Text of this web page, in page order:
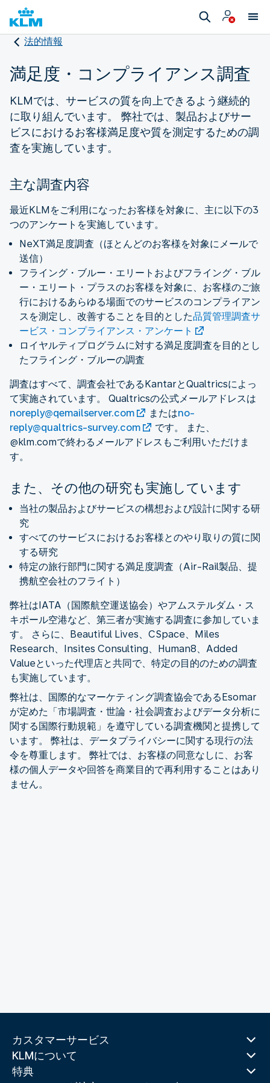
法的情報
満足度・コンプライアンス調査
KLMでは、サービスの質を向上できるよう継続的
に取り組んでいます。 弊社では、製品およびサー
ビスにおけるお客様満足度や質を測定するための調
査を実施しています。
主な調査内容
最近KLMをご利用になったお客様を対象に、主に以下の3
つのアンケートを実施しています。
NeXT満足度調査（ほとんどのお客様を対象にメールで
送信）
フライング・ブルー・エリートおよびフライング・ブル
ー・エリート・プラスのお客様を対象に、お客様のご旅
行におけるあらゆる場面でのサービスのコンプライアン
スを測定し、改善することを目的とした品質管理調査サ
ービス・コンプライアンス・アンケート
ロイヤルティプログラムに対する満足度調査を目的とし
たフライング・ブルーの調査
調査はすべて、調査会社であるKantarとQualtricsによっ
て実施されています。 Qualtricsの公式メールアドレスは
noreply@qemailserver.com
またはno-
reply@qualtrics-survey.com
です。 また、
@klm.comで終わるメールアドレスもご利用いただけま
す。
また、その他の研究も実施しています
当社の製品およびサービスの構想および設計に関する研
究
すべてのサービスにおけるお客様とのやり取りの質に関
する研究
特定の旅行部門に関する満足度調査（Air-Rail製品、提
携航空会社のフライト）
弊社はIATA（国際航空運送協会）やアムステルダム・ス
キポール空港など、第三者が実施する調査に参加していま
す。 さらに、Beautiful Lives、CSpace、Miles
Research、Insites Consulting、Human8、Added
Valueといった代理店と共同で、特定の目的のための調査
も実施しています。
弊社は、国際的なマーケティング調査協会であるEsomar
が定めた「市場調査・世論・社会調査およびデータ分析に
関する国際行動規範」を遵守している調査機関と提携して
います。 弊社は、データプライバシーに関する現行の法
令を尊重します。 弊社では、お客様の同意なしに、お客
様の個人データや回答を商業目的で再利用することはあり
ません。
カスタマーサービス
KLMについて
特典